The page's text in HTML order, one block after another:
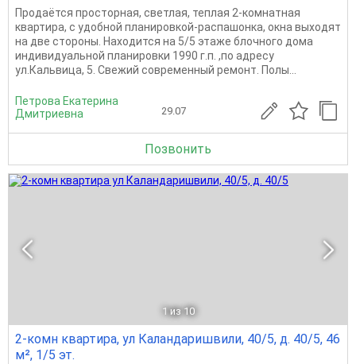
Продаётся просторная, светлая, теплая 2-комнатная
квартира, с удобной планировкой-распашонка, окна выходят
на две стороны. Находится на 5/5 этаже блочного дома
индивидуальной планировки 1990 г.п. ,по адресу
ул.Кальвица, 5. Свежий современный ремонт. Полы...
Петрова Екатерина
Дмитриевна
29.07
Позвонить
1 из 10
2-комн квартира, ул Каландаришвили, 40/5, д. 40/5, 46
м², 1/5 эт.